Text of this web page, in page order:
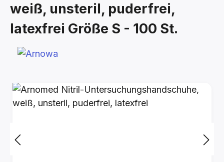
weiß, unsteril, puderfrei,
latexfrei Größe S - 100 St.
Bildergalerie überspringen